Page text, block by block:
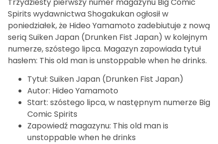
Spirits wydawnictwa Shogakukan ogłosił w
poniedziałek, że Hideo Yamamoto zadebiutuje z nową
serią Suiken Japan (Drunken Fist Japan) w kolejnym
numerze, szóstego lipca. Magazyn zapowiada tytuł
hasłem: This old man is unstoppable when he drinks.
Tytuł: Suiken Japan (Drunken Fist Japan)
Autor: Hideo Yamamoto
Start: szóstego lipca, w następnym numerze Big
Comic Spirits
Zapowiedź magazynu: This old man is
unstoppable when he drinks